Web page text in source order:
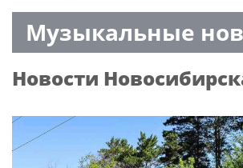
Музыкальные
Новости